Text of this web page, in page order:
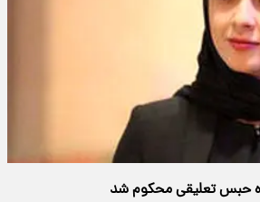
حبس تعلیقی محکوم شد